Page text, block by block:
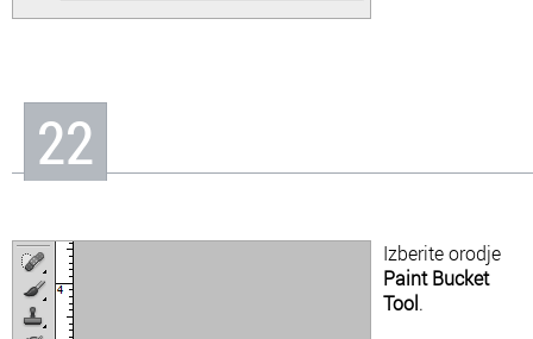
22
Izberite orodje
Paint Bucket
Tool.